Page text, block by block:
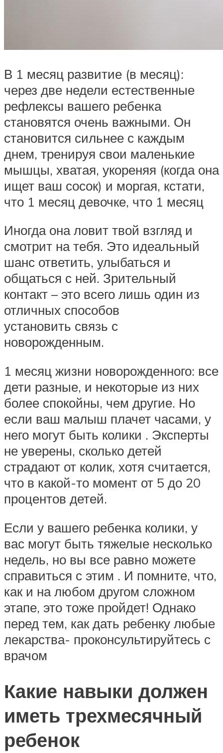
В 1 месяц развитие (в месяц):
через две недели естественные
рефлексы вашего ребенка
становятся очень важными. Он
становится сильнее с каждым
днем, тренируя свои маленькие
мышцы, хватая, укореняя (когда она
ищет ваш сосок) и моргая, кстати,
что 1 месяц девочке, что 1 месяц
Иногда она ловит твой взгляд и
смотрит на тебя. Это идеальный
шанс ответить, улыбаться и
общаться с ней. Зрительный
контакт – это всего лишь один из
отличных способов
установить связь с
новорожденным.
1 месяц жизни новорожденного: все
дети разные, и некоторые из них
более спокойны, чем другие. Но
если ваш малыш плачет часами, у
него могут быть колики . Эксперты
не уверены, сколько детей
страдают от колик, хотя считается,
что в какой-то момент от 5 до 20
процентов детей.
Если у вашего ребенка колики, у
вас могут быть тяжелые несколько
недель, но вы все равно можете
справиться с этим . И помните, что,
как и на любом другом сложном
этапе, это тоже пройдет! Однако
перед тем, как дать ребенку любые
лекарства- проконсультируйтесь с
врачом
Какие навыки должен
иметь трехмесячный
ребенок